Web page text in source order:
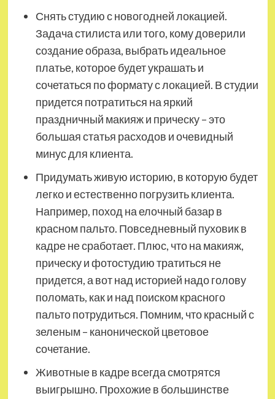
Снять студию с новогодней локацией.
Задача стилиста или того, кому доверили
создание образа, выбрать идеальное
платье, которое будет украшать и
сочетаться по формату с локацией. В студии
придется потратиться на яркий
праздничный макияж и прическу – это
большая статья расходов и очевидный
минус для клиента.
Придумать живую историю, в которую будет
легко и естественно погрузить клиента.
Например, поход на елочный базар в
красном пальто. Повседневный пуховик в
кадре не сработает. Плюс, что на макияж,
прическу и фотостудию тратиться не
придется, а вот над историей надо голову
поломать, как и над поиском красного
пальто потрудиться. Помним, что красный с
зеленым – канонической цветовое
сочетание.
Животные в кадре всегда смотрятся
выигрышно. Прохожие в большинстве